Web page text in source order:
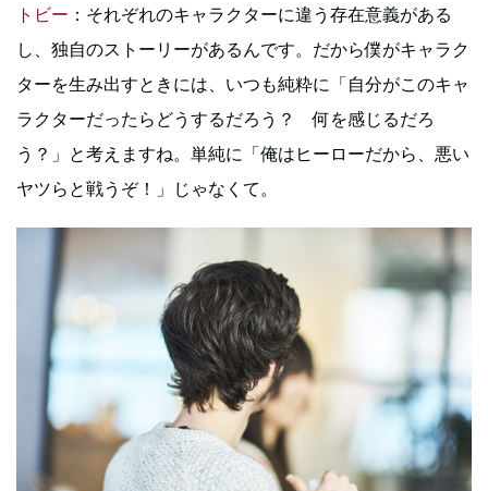
トビー ：それぞれのキャラクターに違う存在意義がある
し、独自のストーリーがあるんです。だから僕がキャラク
ターを生み出すときには、いつも純粋に「自分がこのキャ
ラクターだったらどうするだろう？ 何を感じるだろ
う？」と考えますね。単純に「俺はヒーローだから、悪い
ヤツらと戦うぞ！」じゃなくて。